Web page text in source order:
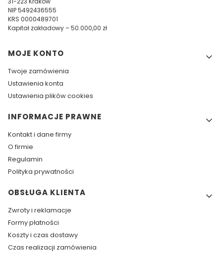
NIP 5492436555
KRS 0000489701
Kapitał zakładowy – 50.000,00 zł
Linki w stopce
MOJE KONTO
Twoje zamówienia
Ustawienia konta
Ustawienia plików cookies
INFORMACJE PRAWNE
Kontakt i dane firmy
O firmie
Regulamin
Polityka prywatności
OBSŁUGA KLIENTA
Zwroty i reklamacje
Formy płatności
Koszty i czas dostawy
Czas realizacji zamówienia